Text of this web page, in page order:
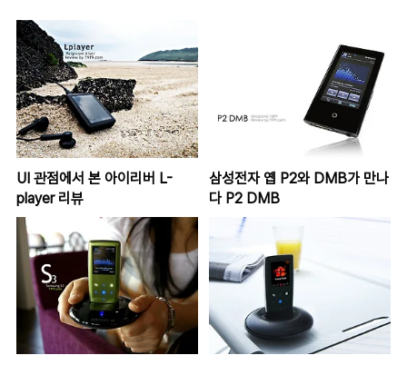
UI 관점에서 본 아이리버 L-
player 리뷰
삼성전자 옙 P2와 DMB가 만나
다 P2 DMB